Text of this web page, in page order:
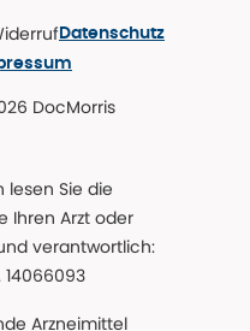
Datenschutz
DocMorris
lesen Sie die
Ihren Arzt oder
verantwortlich:
14066093
Arzneimittel